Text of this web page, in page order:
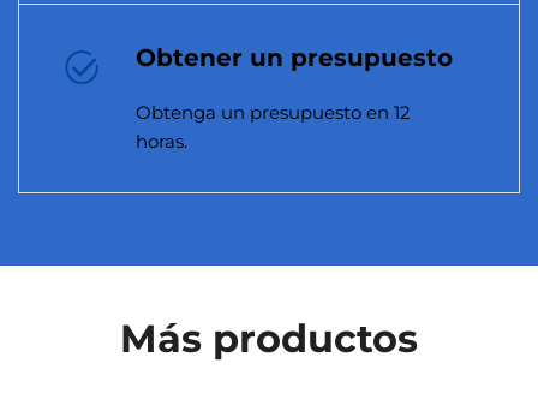
Obtener un presupuesto
Obtenga un presupuesto en 12
horas.
Más productos